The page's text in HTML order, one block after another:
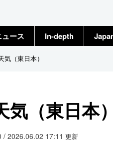
ュース
プ
In-depth
気（東日本）
（東日本）
2026.06.02 17:11 更新